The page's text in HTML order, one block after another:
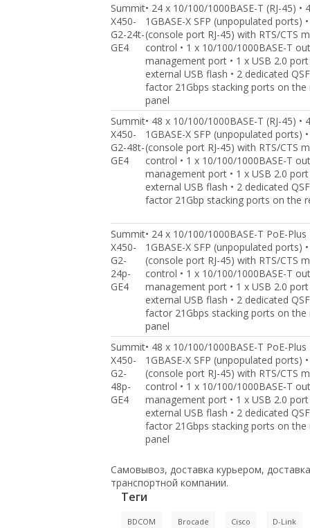
Summit
X450-
G2-24t-
GE4
• 24 x 10/100/1000BASE-T (RJ-45) •
1GBASE-X SFP (unpopulated ports)
(console port RJ-45) with RTS/CTS
control • 1 x 10/100/1000BASE-T
management port • 1 x USB 2.0
external USB flash • 2 dedicated
factor 21Gbps stacking ports on the
panel
Summit
X450-
G2-48t-
GE4
• 48 x 10/100/1000BASE-T (RJ-45) •
1GBASE-X SFP (unpopulated ports)
(console port RJ-45) with RTS/CTS
control • 1 x 10/100/1000BASE-T
management port • 1 x USB 2.0
external USB flash • 2 dedicated
factor 21Gbp stacking ports on the
Summit
X450-
G2-
24p-
GE4
• 24 x 10/100/1000BASE-T PoE-Plus
1GBASE-X SFP (unpopulated ports)
(console port RJ-45) with RTS/CTS
control • 1 x 10/100/1000BASE-T
management port • 1 x USB 2.0
external USB flash • 2 dedicated
factor 21Gbps stacking ports on the
panel
Summit
X450-
G2-
48p-
GE4
• 48 x 10/100/1000BASE-T PoE-Plus
1GBASE-X SFP (unpopulated ports)
(console port RJ-45) with RTS/CTS
control • 1 x 10/100/1000BASE-T
management port • 1 x USB 2.0
external USB flash • 2 dedicated
factor 21Gbps stacking ports on the
panel
Самовывоз, доставка курьером,
транспортной компании.
Теги
BDCOM Brocade Cisco D-Link